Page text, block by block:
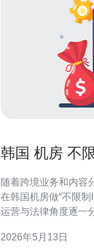
韩国 机房 不
随着跨境业务和内容
在韩国机房做“不限制
运营与法律角度逐一
管多个来源IP、代理
2026年5月13日